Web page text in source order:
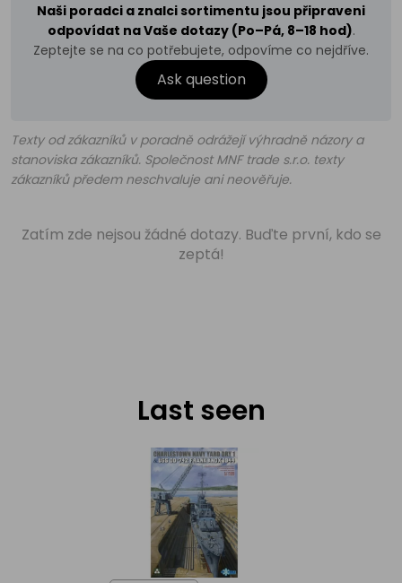
Naši poradci a znalci sortimentu jsou připraveni
odpovídat na Vaše dotazy (Po–Pá, 8–18 hod).
Zeptejte se na co potřebujete, odpovíme co nejdříve.
Ask question
Texty od zákazníků v poradně odrážejí výhradně názory a
stanoviska zákazníků. Společnost MNF trade s.r.o. texty
zákazníků předem neschvaluje ani neověřuje.
Zatím zde nejsou žádné dotazy. Buďte první, kdo se
zeptá!
Last seen